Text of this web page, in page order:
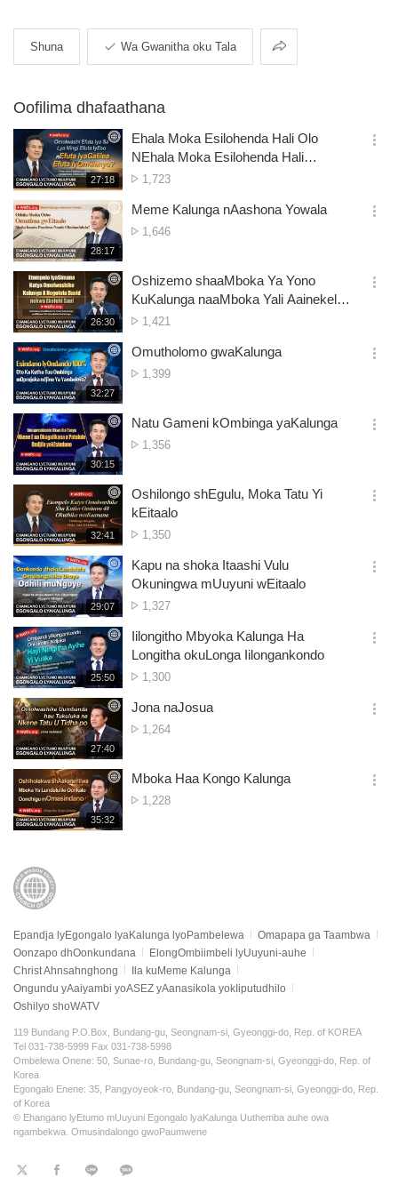
Shuna Wa Gwanitha oku Tala Topola
Oofilima dhafaathana
재
생
시
간
27:18
Ehala Moka Esilohenda Hali Olo
NEhala Moka Esilohenda Hali
Kunguluka
Omwaalu
1,723
옵
기
재
생
시
간
28:17
Meme Kalunga nAashona Yowala
Omwaalu
1,646
옵
기
재
생
시
간
26:30
Oshizemo shaaMboka Ya Yono
KuKalunga naaMboka Yali Aainekelwa
kuKalunga
Omwaalu
1,421
옵
기
재
생
시
간
32:27
Omutholomo gwaKalunga
Omwaalu
1,399
옵
기
재
생
시
간
30:15
Natu Gameni kOmbinga yaKalunga
Omwaalu
1,356
옵
기
재
생
시
간
32:41
Oshilongo shEgulu, Moka Tatu Yi
kEitaalo
Omwaalu
1,350
옵
기
재
생
시
간
29:07
Kapu na shoka Itaashi Vulu
Okuningwa mUuyuni wEitaalo
Omwaalu
1,327
옵
기
재
생
시
간
25:50
Iilongitho Mbyoka Kalunga Ha
Longitha okuLonga Iilongankondo
Omwaalu
1,300
옵
기
재
생
시
간
27:40
Jona naJosua
Omwaalu
1,264
옵
기
재
생
35:32
Mboka Haa Kongo Kalunga
Omwaalu
1,228
옵
Epandja lyEgongalo lyaKalunga lyoPambelewa
Omapapa ga Taambwa
Oonzapo dhOonkundana
ElongOmbiimbeli lyUuyuni-auhe
Christ Ahnsahnghong
Ila kuMeme Kalunga
Ongundu yAaiyambi yoASEZ yAanasikola yokIiputudhilo
Oshilyo shoWATV
119 Bundang P.O.Box, Bundang-gu, Seongnam-si, Gyeonggi-do, Rep. of KOREA
Tel 031-738-5999 Fax 031-738-5998
Ombelewa Onene: 50, Sunae-ro, Bundang-gu, Seongnam-si, Gyeonggi-do, Rep. of
Korea
Egongalo Enene: 35, Pangyoyeok-ro, Bundang-gu, Seongnam-si, Gyeonggi-do, Rep.
of Korea
© Ehangano lyEtumo mUuyuni Egongalo lyaKalunga Uuthemba auhe owa
ngambekwa. Omusindalongo gwoPaumwene
트 페 라 KaKao